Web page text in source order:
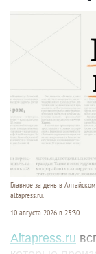
Главное за день в
altapress.ru.
10 августа 2026 в 23:30
Altapress.ru